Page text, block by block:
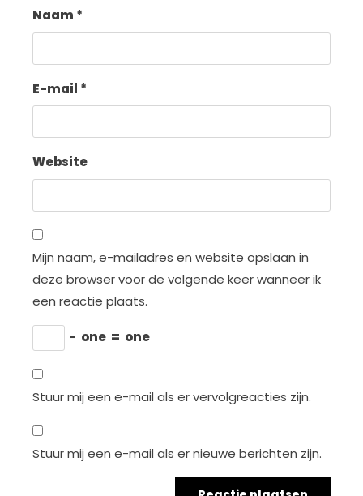
Naam *
E-mail *
Website
Mijn naam, e-mailadres en website opslaan in
deze browser voor de volgende keer wanneer ik
een reactie plaats.
− one = one
Stuur mij een e-mail als er vervolgreacties zijn.
Stuur mij een e-mail als er nieuwe berichten zijn.